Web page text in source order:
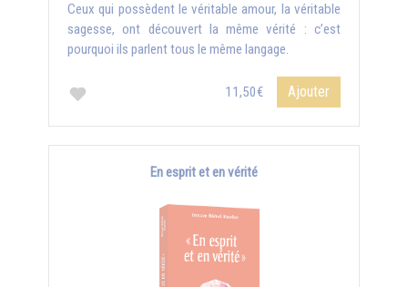
Ceux qui possèdent le véritable amour, la véritable
sagesse, ont découvert la même vérité : c’est
pourquoi ils parlent tous le même langage.
11,50€ Ajouter
En esprit et en vérité